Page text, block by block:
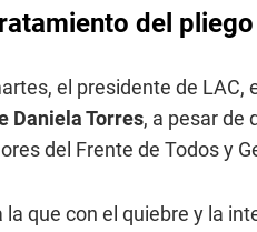
del
el presidente de LAC,
Daniela Torres, a pesar de
del Frente de Todos y
que con el quiebre y la